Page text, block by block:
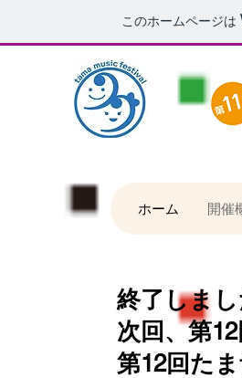
このホームページは
ホーム 開催
終了しま
次回、第
第12回た